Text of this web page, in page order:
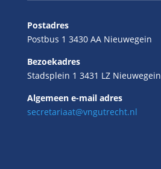
Postadres
Postbus 1 3430 AA Nieuwegein
Bezoekadres
Stadsplein 1 3431 LZ Nieuwegein
Algemeen e-mail adres
secretariaat@vngutrecht.nl